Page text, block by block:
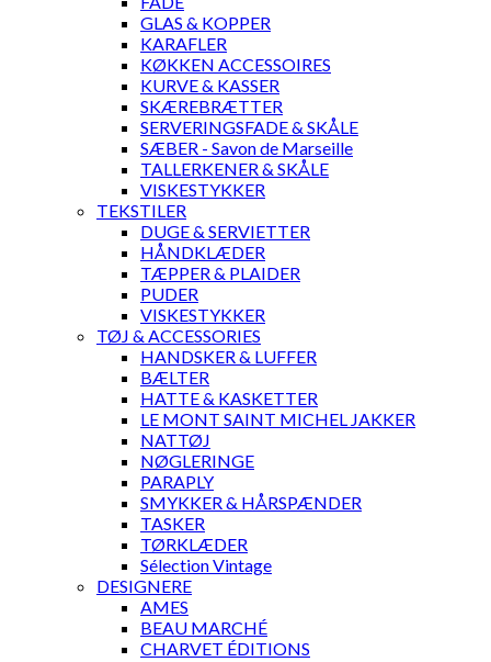
GLAS & KOPPER
KARAFLER
KØKKEN ACCESSOIRES
KURVE & KASSER
SKÆREBRÆTTER
SERVERINGSFADE & SKÅLE
SÆBER - Savon de Marseille
TALLERKENER & SKÅLE
VISKESTYKKER
TEKSTILER
DUGE & SERVIETTER
HÅNDKLÆDER
TÆPPER & PLAIDER
PUDER
VISKESTYKKER
TØJ & ACCESSORIES
HANDSKER & LUFFER
BÆLTER
HATTE & KASKETTER
LE MONT SAINT MICHEL JAKKER
NATTØJ
NØGLERINGE
PARAPLY
SMYKKER & HÅRSPÆNDER
TASKER
TØRKLÆDER
Sélection Vintage
DESIGNERE
AMES
BEAU MARCHÉ
CHARVET ÉDITIONS